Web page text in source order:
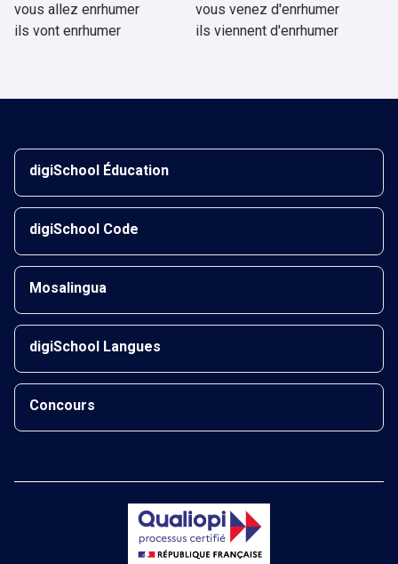
vous allez enrhumer
ils vont enrhumer
vous venez d'enrhumer
ils viennent d'enrhumer
digiSchool Éducation
digiSchool Code
Mosalingua
digiSchool Langues
Concours